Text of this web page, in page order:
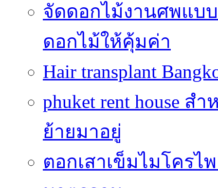
จัดดอกไม้งานศพแบ
ดอกไม้ให้คุ้มค่า
Hair transplant
phuket rent house
ย้ายมาอยู่
ตอกเสาเข็มไมโคร